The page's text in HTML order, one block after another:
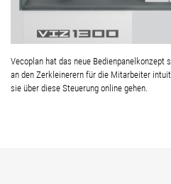
Vecoplan hat das neue Bedienpanelkonzept
an den Zerkleinerern für die Mitarbeiter
sie über diese Steuerung online gehen.